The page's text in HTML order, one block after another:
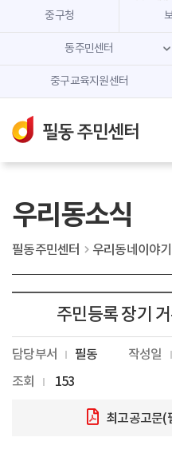
본문
주메
중구청
동주민센터
중구교육지원센터
우리동소식
필동주민센터 우리동네이야기
주민등록 장기
담당부서 필동 작성일
조회
153
최고공고문